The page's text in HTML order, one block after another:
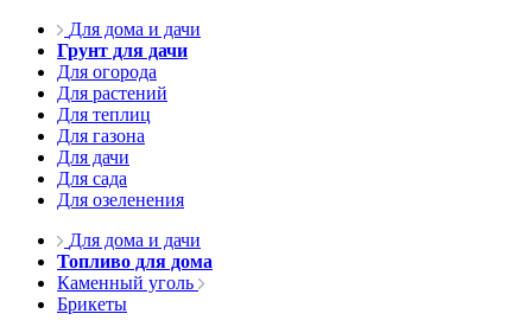
Для дома и дачи
Грунт для дачи
Для огорода
Для растений
Для теплиц
Для газона
Для дачи
Для сада
Для озеленения
Для дома и дачи
Топливо для дома
Каменный уголь
Брикеты